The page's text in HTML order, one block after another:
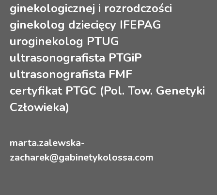
ginekologicznej i rozrodczości
ginekolog dziecięcy IFEPAG
uroginekolog PTUG
ultrasonografista PTGiP
ultrasonografista FMF
certyfikat PTGC (Pol. Tow. Genetyki
Człowieka)
marta.zalewska-
zacharek@gabinetykolossa.com